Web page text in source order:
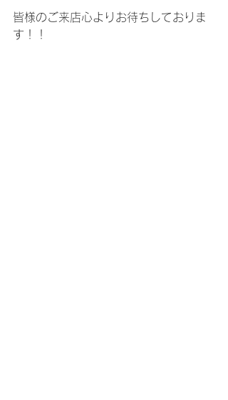
皆様のご来店心よりお待ちしておりま
す！！